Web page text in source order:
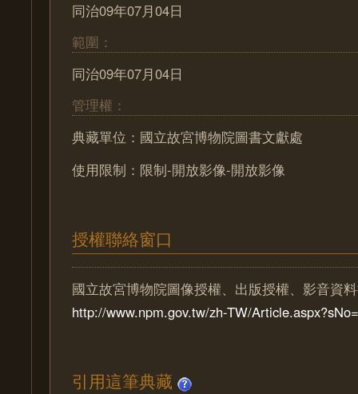
同治09年07月04日
範圍：
同治09年07月04日
管理權：
典藏單位：國立故宮博物院圖書文獻處
使用限制：限制-開放影像-開放影像
授權聯絡窗口
國立故宮博物院圖像授權、出版授權、影音資
http://www.npm.gov.tw/zh-TW/
引用這筆典藏